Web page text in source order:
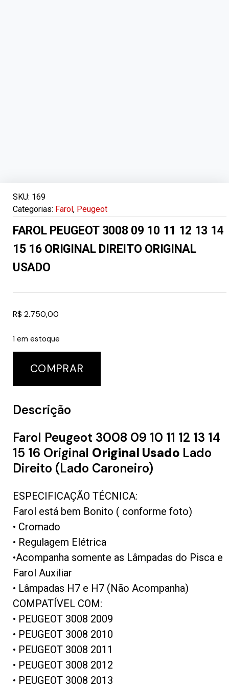
SKU: 169
Categorias: Farol, Peugeot
FAROL PEUGEOT 3008 09 10 11 12 13 14
15 16 ORIGINAL DIREITO ORIGINAL
USADO
R$ 2.750,00
1 em estoque
COMPRAR
Descrição
Farol Peugeot 3008 09 10 11 12 13 14
15 16 Original Original Usado Lado
Direito (Lado Caroneiro)
ESPECIFICAÇÃO TÉCNICA:
Farol está bem Bonito ( conforme foto)
• Cromado
• Regulagem Elétrica
•Acompanha somente as Lâmpadas do Pisca e
Farol Auxiliar
• Lâmpadas H7 e H7 (Não Acompanha)
COMPATÍVEL COM:
• PEUGEOT 3008 2009
• PEUGEOT 3008 2010
• PEUGEOT 3008 2011
• PEUGEOT 3008 2012
• PEUGEOT 3008 2013